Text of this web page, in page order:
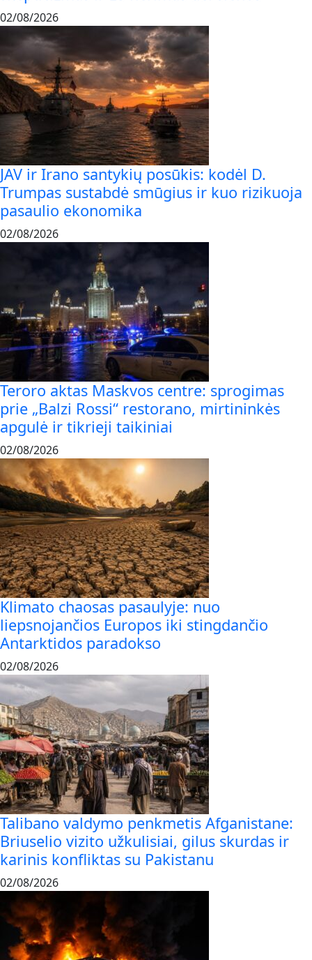
02/08/2026
JAV ir Irano santykių posūkis: kodėl D.
Trumpas sustabdė smūgius ir kuo rizikuoja
pasaulio ekonomika
02/08/2026
Teroro aktas Maskvos centre: sprogimas
prie „Balzi Rossi“ restorano, mirtininkės
apgulė ir tikrieji taikiniai
02/08/2026
Klimato chaosas pasaulyje: nuo
liepsnojančios Europos iki stingdančio
Antarktidos paradokso
02/08/2026
Talibano valdymo penkmetis Afganistane:
Briuselio vizito užkulisiai, gilus skurdas ir
karinis konfliktas su Pakistanu
02/08/2026